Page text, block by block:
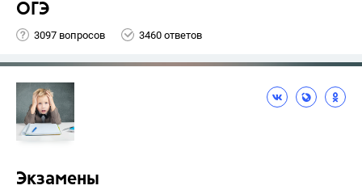
ОГЭ
3097 вопросов 3460 ответов
Экзамены